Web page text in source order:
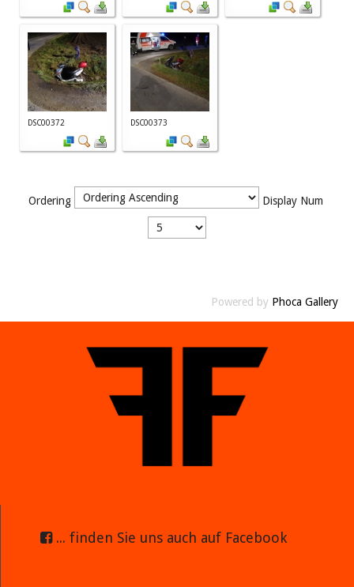
DSC00372 DSC00373
Ordering Display Num
Powered by Phoca Gallery
... finden Sie uns auch auf Facebook